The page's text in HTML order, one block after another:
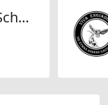
Landgasthof zum Schwert